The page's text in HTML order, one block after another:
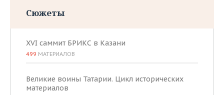
Сюжеты
XVI саммит БРИКС в Казани
499 МАТЕРИАЛОВ
Великие воины Татарии. Цикл исторических
материалов